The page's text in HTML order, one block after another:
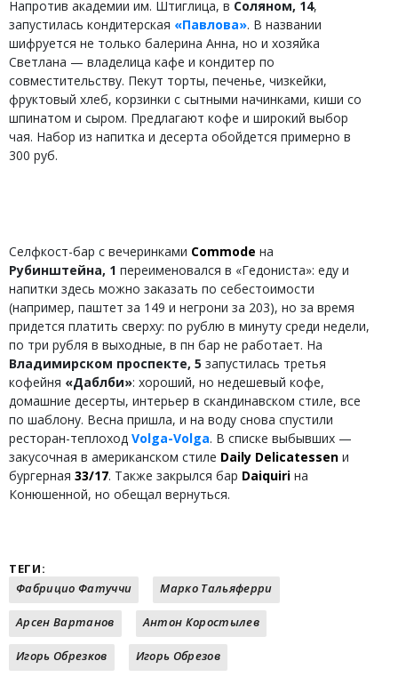
Напротив академии им. Штиглица, в Соляном, 14,
запустилась кондитерская «Павлова». В названии
шифруется не только балерина Анна, но и хозяйка
Светлана — владелица кафе и кондитер по
совместительству. Пекут торты, печенье, чизкейки,
фруктовый хлеб, корзинки с сытными начинками, киши со
шпинатом и сыром. Предлагают кофе и широкий выбор
чая. Набор из напитка и десерта обойдется примерно в
300 руб.
Селфкост-бар с вечеринками Commode на
Рубинштейна, 1 переименовался в «Гедониста»: еду и
напитки здесь можно заказать по себестоимости
(например, паштет за 149 и негрони за 203), но за время
придется платить сверху: по рублю в минуту среди недели,
по три рубля в выходные, в пн бар не работает. На
Владимирском проспекте, 5 запустилась третья
кофейня «Даблби»: хороший, но недешевый кофе,
домашние десерты, интерьер в скандинавском стиле, все
по шаблону. Весна пришла, и на воду снова спустили
ресторан-теплоход Volga-Volga. В списке выбывших —
закусочная в американском стиле Daily Delicatessen и
бургерная 33/17. Также закрылся бар Daiquiri на
Конюшенной, но обещал вернуться.
ТЕГИ:
Фабрицио Фатуччи
Марко Тальяферри
Арсен Вартанов Антон Коростылев
Игорь Обрезков Игорь Обрезов